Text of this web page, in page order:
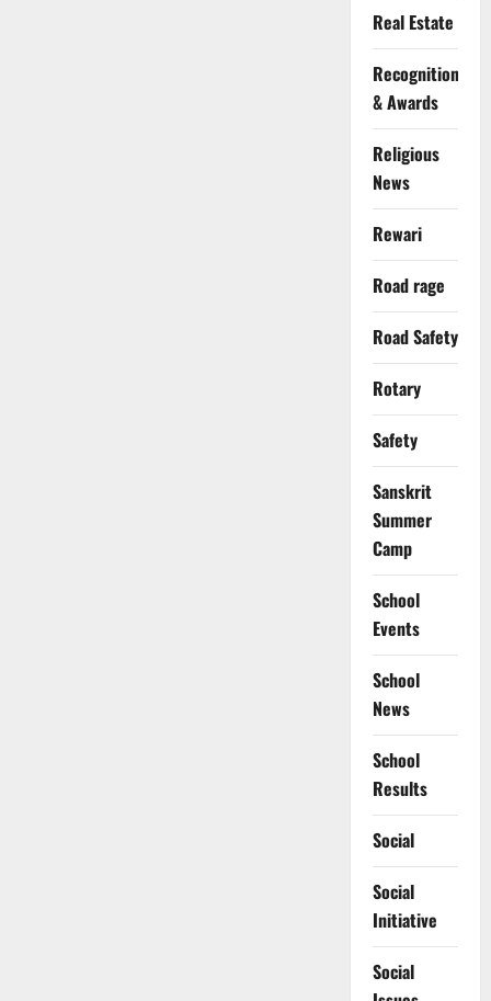
Real Estate
Recognition
& Awards
Religious
News
Rewari
Road rage
Road Safety
Rotary
Safety
Sanskrit
Summer
Camp
School
Events
School
News
School
Results
Social
Social
Initiative
Social